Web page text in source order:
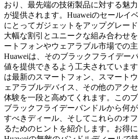
おり、最先端の技術製品に対する魅
が提供されます。Huaweiのセールイ
にとってガジェットをアップグレー
大幅な割引とユニークな組み合わせ
ートフォンやウェアラブル市場での
Huaweiは、そのブラックフライデー
値を提供できるよう工夫されていま
は最新のスマートフォン、スマート
ェアラブルデバイス、その他のアク
体験を一段と高めてくれます。この
ブラックフライデーバンドルから何
すべきディール、そしてこれらのオ
るためのヒントを紹介します。お得